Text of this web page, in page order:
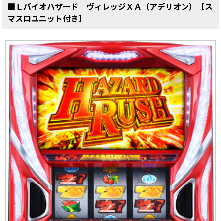
■Ｌバイオハザード ヴィレッジＸＡ（アデリオン）【ス
マスロユニット付き】